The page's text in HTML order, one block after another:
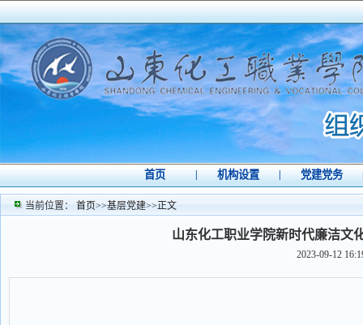
首页 机构设置 党建党务
当前位置： 首页>>基层党建>>正文
山东化工职业学院新时代廉洁文
2023-09-12